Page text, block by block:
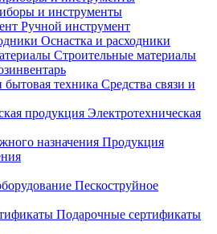
и инструменты
Ручной инструмент
Оснастка и расходники
Строительные материалы
Средства связи и
Электротехническая
Продукция
Пескоструйное
Подарочные сертификаты